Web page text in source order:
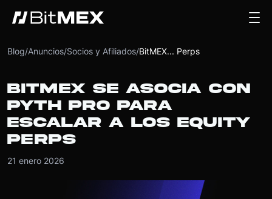
Blog/Anuncios/Socios y Afiliados/BitMEX... Perps
BITMEX SE ASOCIA CON
PYTH PRO PARA
ESCALAR A LOS EQUITY
PERPS
21 enero 2026